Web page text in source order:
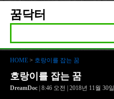
꿈닥터
HOME > 호랑이를 잡는 꿈
호랑이를 잡는 꿈
DreamDoc | 8:46 오전 | 2018년 11월 30일